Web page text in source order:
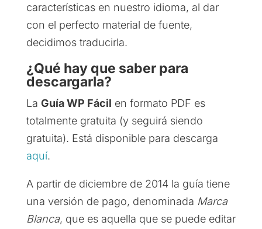
características en nuestro idioma, al dar
con el perfecto material de fuente,
decidimos traducirla.
¿Qué hay que saber para
descargarla?
La Guía WP Fácil en formato PDF es
totalmente gratuita (y seguirá siendo
gratuita). Está disponible para descarga
aquí.
A partir de diciembre de 2014 la guía tiene
una versión de pago, denominada Marca
Blanca, que es aquella que se puede editar